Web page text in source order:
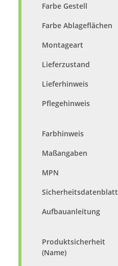
Farbe Gestell
Farbe Ablageflächen
Montageart
Lieferzustand
Lieferhinweis
Pflegehinweis
Farbhinweis
Maßangaben
MPN
Sicherheitsdatenblatt
Aufbauanleitung
Produktsicherheit
(Name)